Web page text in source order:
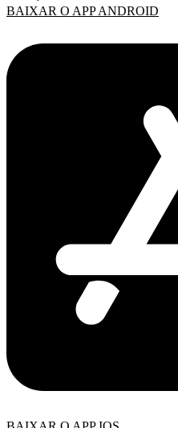
BAIXAR O APP ANDROID